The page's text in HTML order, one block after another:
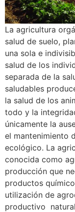
La agricultura
salud de suelo,
una sola e
salud de los
separada de la
saludables
la salud de los
todo y la
únicamente la
el mantenimiento
ecológico. La
conocida como
producción que
productos
utilización de
productivo